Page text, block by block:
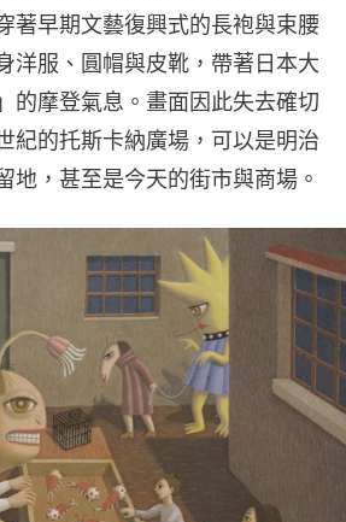
著早期文藝復興式的長袍與束腰
洋服、圓帽與皮靴，帶著日本大
的摩登氣息。畫面因此失去確切
紀的托斯卡納廣場，可以是明治
地，甚至是今天的街市與商場。